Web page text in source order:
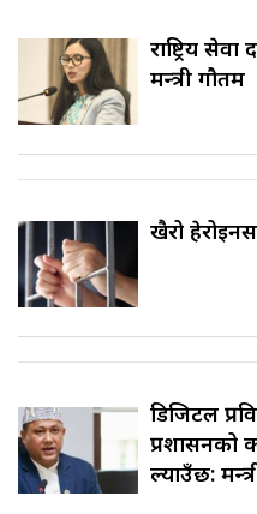
राष्ट्रिय
मन्त्री गौतम
खैरो
डिजिटल
प्रशासनको
ल्याउँछ: